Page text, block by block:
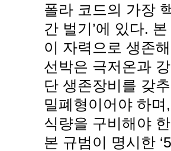
폴라 코드의 가장
간 벌기’에 있다.
이 자력으로 생존
선박은 극저온과
단 생존장비를 갖
밀폐형이어야 하
식량을 구비해야
본 규범이 명시한